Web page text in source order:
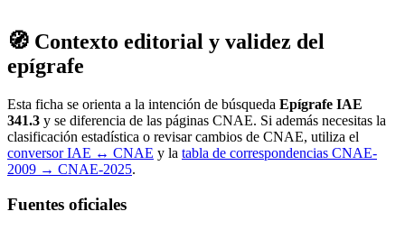
🧭 Contexto editorial y validez del
epígrafe
Esta ficha se orienta a la intención de búsqueda Epígrafe IAE
341.3 y se diferencia de las páginas CNAE. Si además necesitas la
clasificación estadística o revisar cambios de CNAE, utiliza el
conversor IAE ↔ CNAE y la tabla de correspondencias CNAE-
2009 → CNAE-2025.
Fuentes oficiales